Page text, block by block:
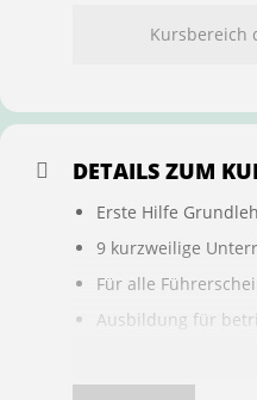
Kursbereich
DETAILS ZUM
Erste Hilfe
9 kurzweilige
Für alle
Ausbildung für